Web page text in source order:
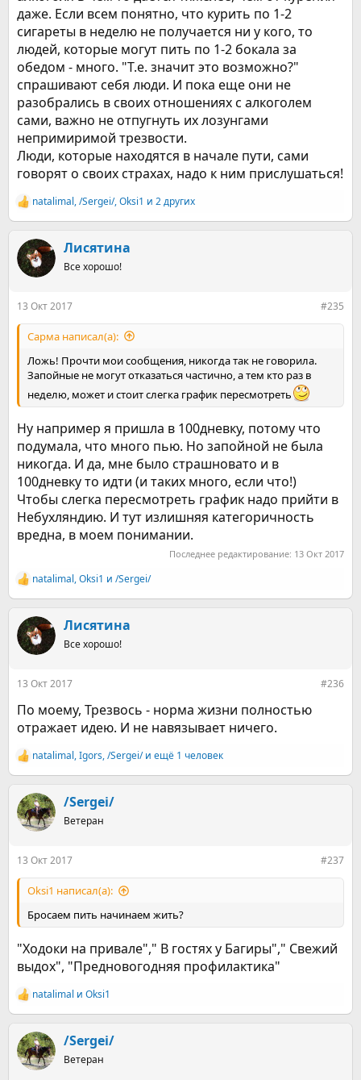
даже. Если всем понятно, что курить по 1-2
сигареты в неделю не получается ни у кого, то
людей, которые могут пить по 1-2 бокала за
обедом - много. "Т.е. значит это возможно?"
спрашивают себя люди. И пока еще они не
разобрались в своих отношениях с алкоголем
сами, важно не отпугнуть их лозунгами
непримиримой трезвости.
Люди, которые находятся в начале пути, сами
говорят о своих страхах, надо к ним прислушаться!
Р
е
к
ц
и
natalimal,/Sergei/,Оksi1 и 2 других
Лисятина
Все хорошо!
13 Окт 2017 #235
Сарма написал(а):
Ложь! Прочти мои сообщения, никогда так не говорила.
Запойные не могут отказаться частично, а тем кто раз в
неделю, может и стоит слегка график пересмотреть
Ну например я пришла в 100дневку, потому что
подумала, что много пью. Но запойной не была
никогда. И да, мне было страшновато и в
100дневку то идти (и таких много, если что!)
Чтобы слегка пересмотреть график надо прийти в
Небухляндию. И тут излишняя категоричность
вредна, в моем понимании.
Последнее редактирование: 13 Окт 2017
Р
е
к
ц
и
natalimal,Оksi1 и /Sergei/
Лисятина
Все хорошо!
13 Окт 2017 #236
По моему, Трезвось - норма жизни полностью
отражает идею. И не навязывает ничего.
Р
е
к
ц
и
natalimal,Igors,/Sergei/и ещё 1 человек
/Sergei/
Ветеран
13 Окт 2017 #237
Оksi1 написал(а):
Бросаем пить начинаем жить?
"Ходоки на привале"," В гостях у Багиры"," Свежий
выдох", "Предновогодняя профилактика"
Р
е
к
ц
и
natalimal и Оksi1
/Sergei/
Ветеран